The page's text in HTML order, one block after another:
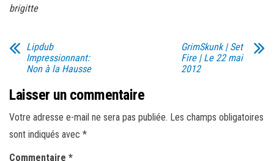
brigitte
Lipdub
Impressionnant:
Non à la Hausse
GrimSkunk | Set
Fire | Le 22 mai
2012
Laisser un commentaire
Votre adresse e-mail ne sera pas publiée. Les champs obligatoires
sont indiqués avec *
Commentaire *